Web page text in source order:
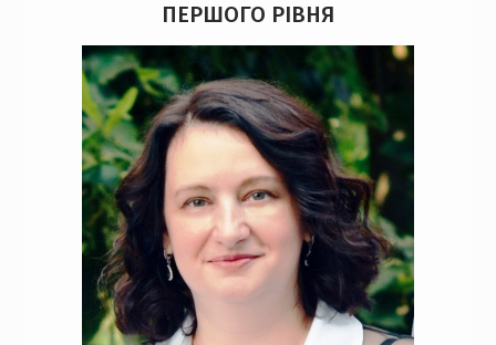
ПЕРШОГО РІВНЯ